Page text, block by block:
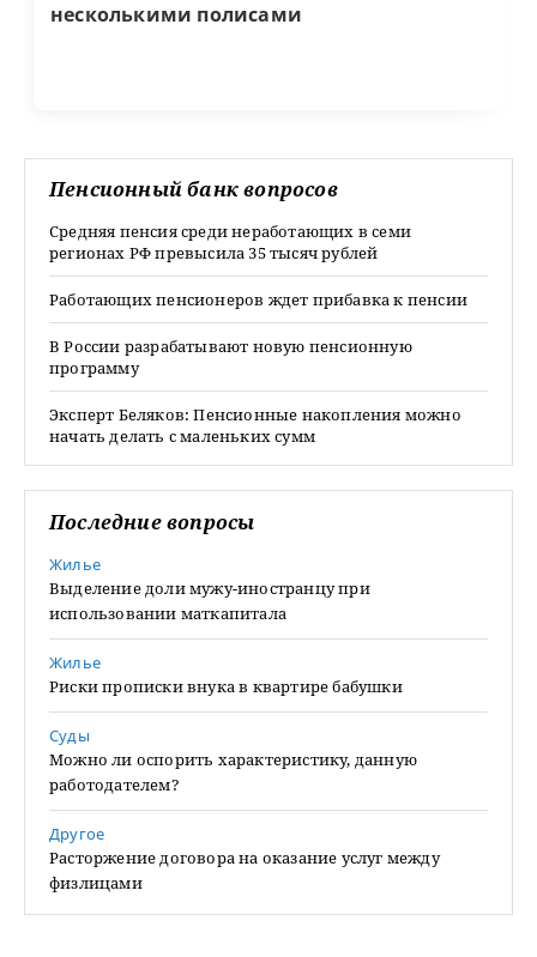
несколькими полисами
Пенсионный банк вопросов
Средняя пенсия среди неработающих в семи
регионах РФ превысила 35 тысяч рублей
Работающих пенсионеров ждет прибавка к пенсии
В России разрабатывают новую пенсионную
программу
Эксперт Беляков: Пенсионные накопления можно
начать делать с маленьких сумм
Последние вопросы
Жилье
Выделение доли мужу-иностранцу при
использовании маткапитала
Жилье
Риски прописки внука в квартире бабушки
Суды
Можно ли оспорить характеристику, данную
работодателем?
Другое
Расторжение договора на оказание услуг между
физлицами